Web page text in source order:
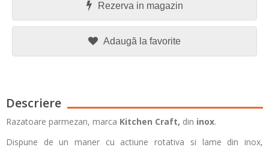
Rezerva in magazin
Adaugă la favorite
Descriere
Razatoare parmezan, marca Kitchen Craft, din inox.
Dispune de un maner cu actiune rotativa si lame din inox,